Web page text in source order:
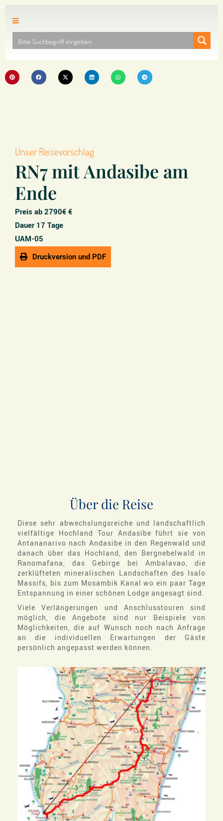
Unser Reisevorschlag
RN7 mit Andasibe am
Ende
Preis ab 2790€ €
Dauer 17 Tage
UAM-05
Druckversion und PDF
Über die Reise
Diese sehr abwechslungsreiche und landschaftlich
vielfältige Hochland Tour Andasibe führt sie von
Antananarivo nach Andasibe in den Regenwald und
danach über das Hochland, den Bergnebelwald in
Ranomafana, das Gebirge bei Ambalavao, die
zerklüfteten mineralischen Landschaften des Isalo
Massifs, bis zum Mosambik Kanal wo ein paar Tage
Entspannung in einer schönen Lodge angesagt sind.
Viele Verlängerungen und Anschlusstouren sind
möglich, die Angebote sind nur Beispiele von
Möglichkeiten, die auf Wunsch noch nach Anfrage
an die individuellen Erwartungen der Gäste
persönlich angepasst werden können.